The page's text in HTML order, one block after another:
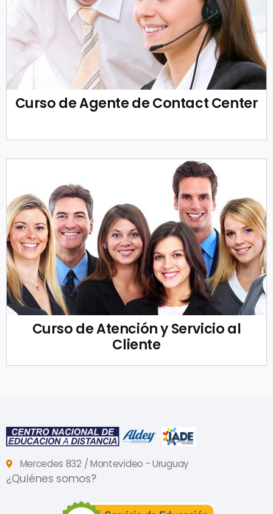
Curso de Agente de Contact Center
Curso de Atención y Servicio al
Cliente
Mercedes 832 / Montevideo - Uruguay
¿Quiénes somos?